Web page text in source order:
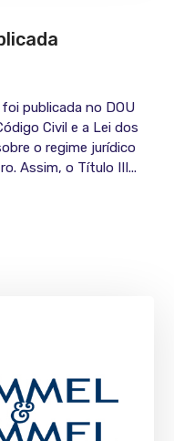
publicada no DOU
Civil e a Lei dos
o regime jurídico
Assim, o Título III...